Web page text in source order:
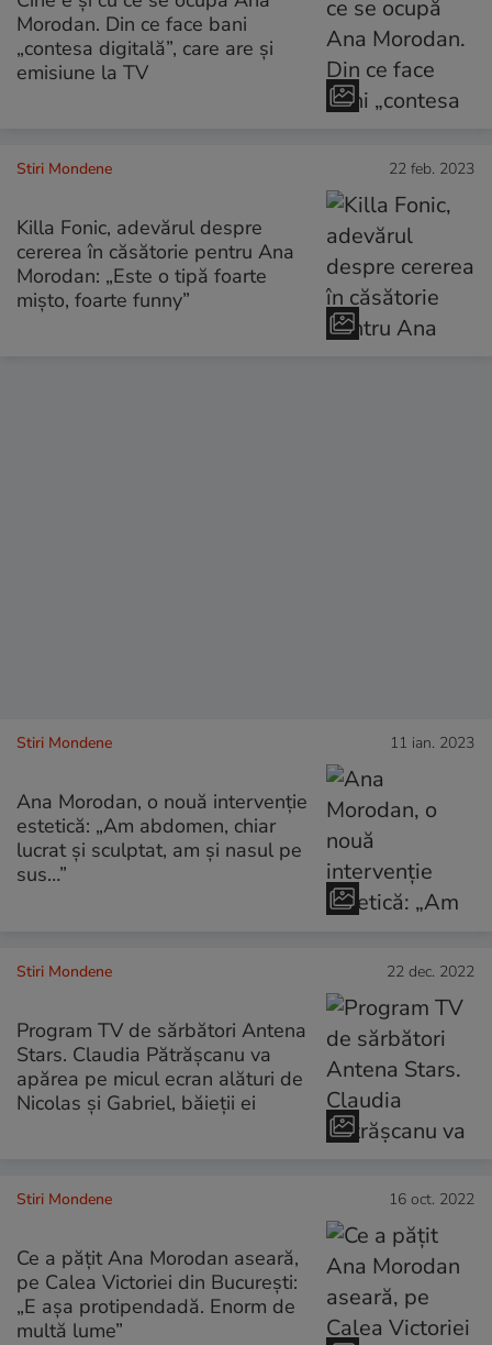
Morodan. Din ce face bani
„contesa digitală”, care are și
emisiune la TV
Stiri Mondene 22 feb. 2023
Killa Fonic, adevărul despre
cererea în căsătorie pentru Ana
Morodan: „Este o tipă foarte
mișto, foarte funny”
Stiri Mondene 11 ian. 2023
Ana Morodan, o nouă intervenție
estetică: „Am abdomen, chiar
lucrat și sculptat, am și nasul pe
sus…”
Stiri Mondene 22 dec. 2022
Program TV de sărbători Antena
Stars. Claudia Pătrășcanu va
apărea pe micul ecran alături de
Nicolas şi Gabriel, băieții ei
Stiri Mondene 16 oct. 2022
Ce a pățit Ana Morodan aseară,
pe Calea Victoriei din București:
„E așa protipendadă. Enorm de
multă lume”